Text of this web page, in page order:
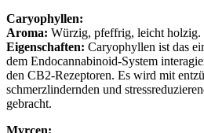
Caryophyllen:
Aroma: Würzig, pfeffrig, leicht holzig.
Eigenschaften: Caryophyllen ist das
dem Endocannabinoid-System
den CB2-Rezeptoren. Es wird mit
schmerzlindernden und
gebracht.